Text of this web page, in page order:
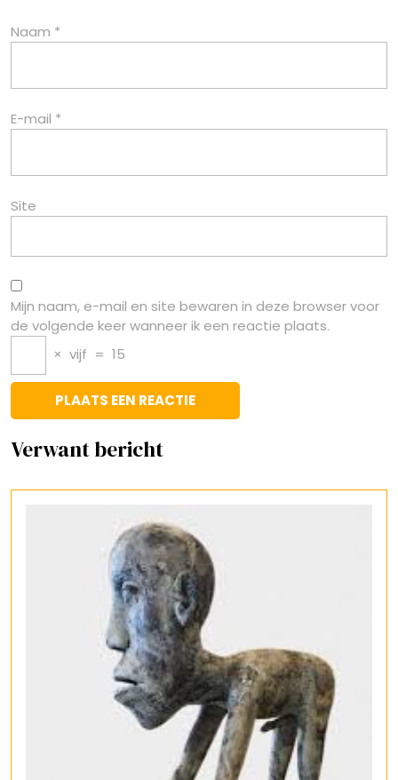
Naam *
E-mail *
Site
Mijn naam, e-mail en site bewaren in deze browser voor
de volgende keer wanneer ik een reactie plaats.
× vijf = 15
Verwant bericht